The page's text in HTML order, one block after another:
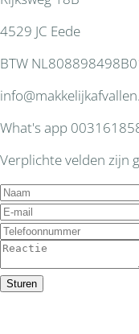
4529 JC Eede
BTW
What's app
Verplichte velden zijn
Sturen